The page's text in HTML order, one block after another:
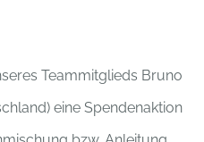
Teammitglieds Bruno
eine Spendenaktion